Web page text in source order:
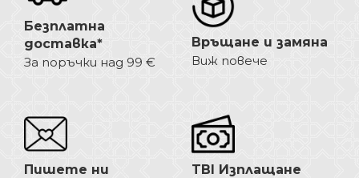
Безплатна
доставка*
За поръчки над 99 €
Връщане и замяна
Виж повече
Пишете ни
TBI Изплащане